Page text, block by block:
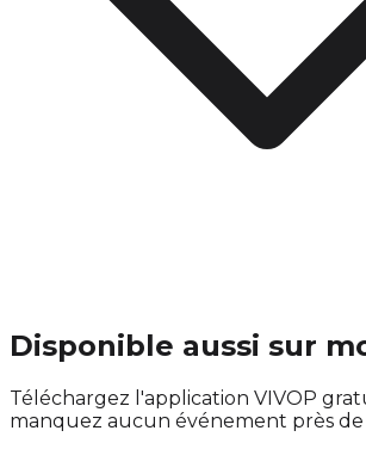
Disponible aussi sur
Téléchargez l'application VIVOP
manquez aucun événement près de